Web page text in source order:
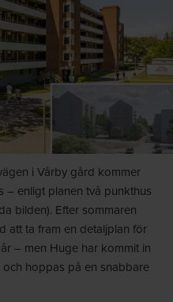
i Vårby gård kommer
– enligt planen två punkthus
bilden). Efter sommaren
att ta fram en detaljplan för
– men Huge har kommit in
hoppas på en snabbare